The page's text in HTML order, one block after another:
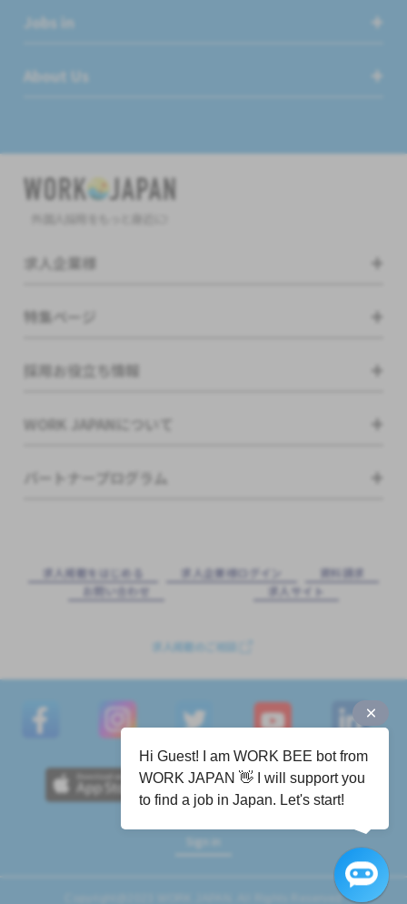
Jobs in
About Us
求人企業様
特集ページ
採用お役立ち情報
WORK JAPANについて
パートナープログラム
求⼈掲載をはじめる 求⼈企業様ログイン
資料請求
お問い合わせ
求⼈サイト
求人掲載のご相談
Sign in
Copyright@2023 WORK JAPAN. All Rights Reserved
Hi Guest! I am WORK BEE bot from
WORK JAPAN 👋 I will support you
to find a job in Japan. Let's start!